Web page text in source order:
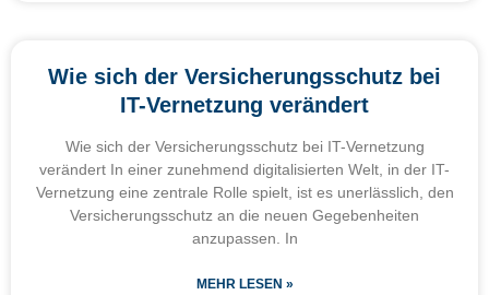
Wie sich der Versicherungsschutz bei
IT-Vernetzung verändert
Wie sich der Versicherungsschutz bei IT-Vernetzung
verändert In einer zunehmend digitalisierten Welt, in der IT-
Vernetzung eine zentrale Rolle spielt, ist es unerlässlich, den
Versicherungsschutz an die neuen Gegebenheiten
anzupassen. In
MEHR LESEN »